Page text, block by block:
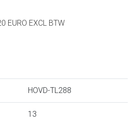
EURO EXCL BTW
HOVD-TL288
13